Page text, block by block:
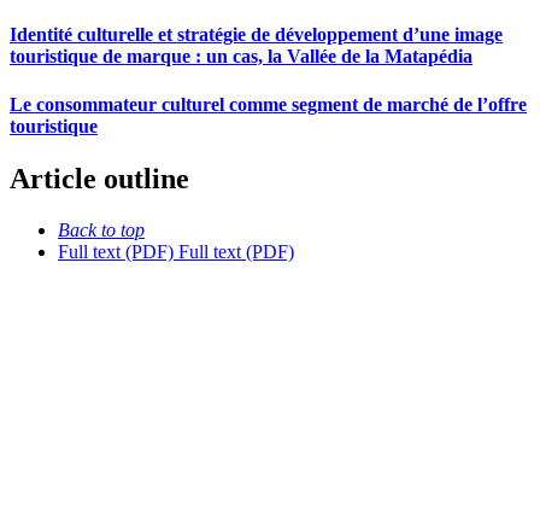
Identité culturelle et stratégie de développement d’une image
touristique de marque : un cas, la Vallée de la Matapédia
Le consommateur culturel comme segment de marché de l’offre
touristique
Article outline
Back to top
Full text (PDF) Full text (PDF)